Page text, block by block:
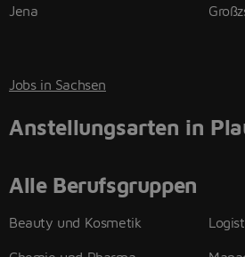
Jena
Jobs in Sachsen
Anstellungsarten in
Alle Berufsgruppen
Beauty und Kosmetik